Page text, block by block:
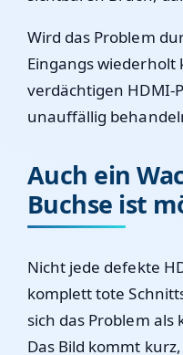
Wird das Problem
Eingangs wiederholt
verdächtigen HDMI-
unauffällig
Auch ein
Buchse ist
Nicht jede defekte
komplett tote
sich das Problem als
Das Bild kommt